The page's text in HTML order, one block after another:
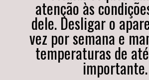
atenção às
dele. Desligar o
vez por semana e
temperaturas de
importante.